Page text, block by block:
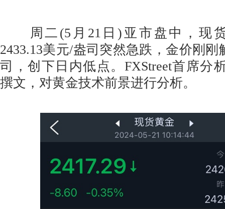
周二(5月21日)亚市盘中，现
2433.13美元/盎司突然急跌，金价刚刚
司，创下日内低点。FXStreet首席分
撰文，对黄金技术前景进行分析。